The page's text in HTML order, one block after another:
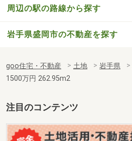
周辺の駅の路線から探す
岩手県盛岡市の不動産を探す
goo住宅・不動産 土地 岩手県
1500万円 262.95m2
注目のコンテンツ